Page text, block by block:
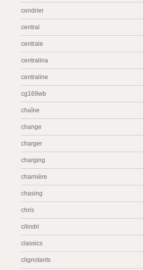
cendrier
central
centrale
centralina
centraline
cg169wb
chaîne
change
charger
charging
charnière
chasing
chris
cilindri
classics
clignotants